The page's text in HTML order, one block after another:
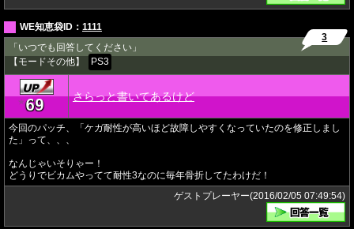
WE知恵袋ID： 1111
「いつでも回答してください」
【モードその他】
PS3
3
★69 さらっと書いてあるけど
今回のパッチ、「ケガ耐性が高いほど故障しやすくなっていたのを修正しまし
た」って、、、
なんじゃいそりゃー！
どうりでビカムやってて耐性3なのに毎年骨折してたわけだ！
ゲストプレーヤー(2016/02/05 07:49:54)